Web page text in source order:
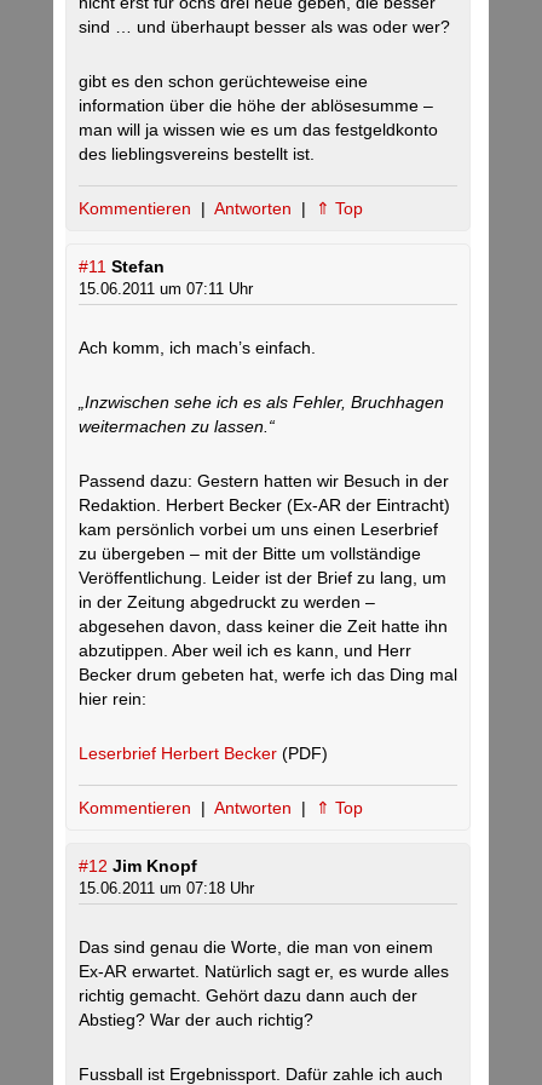
sind … und überhaupt besser als was oder wer?
gibt es den schon gerüchteweise eine
information über die höhe der ablösesumme –
man will ja wissen wie es um das festgeldkonto
des lieblingsvereins bestellt ist.
Kommentieren | Antworten | ⇑ Top
#11 Stefan
15.06.2011 um 07:11 Uhr
Ach komm, ich mach’s einfach.
„Inzwischen sehe ich es als Fehler, Bruchhagen
weitermachen zu lassen.“
Passend dazu: Gestern hatten wir Besuch in der
Redaktion. Herbert Becker (Ex-AR der Eintracht)
kam persönlich vorbei um uns einen Leserbrief
zu übergeben – mit der Bitte um vollständige
Veröffentlichung. Leider ist der Brief zu lang, um
in der Zeitung abgedruckt zu werden –
abgesehen davon, dass keiner die Zeit hatte ihn
abzutippen. Aber weil ich es kann, und Herr
Becker drum gebeten hat, werfe ich das Ding mal
hier rein:
Leserbrief Herbert Becker (PDF)
Kommentieren | Antworten | ⇑ Top
#12 Jim Knopf
15.06.2011 um 07:18 Uhr
Das sind genau die Worte, die man von einem
Ex-AR erwartet. Natürlich sagt er, es wurde alles
richtig gemacht. Gehört dazu dann auch der
Abstieg? War der auch richtig?
Fussball ist Ergebnissport. Dafür zahle ich auch